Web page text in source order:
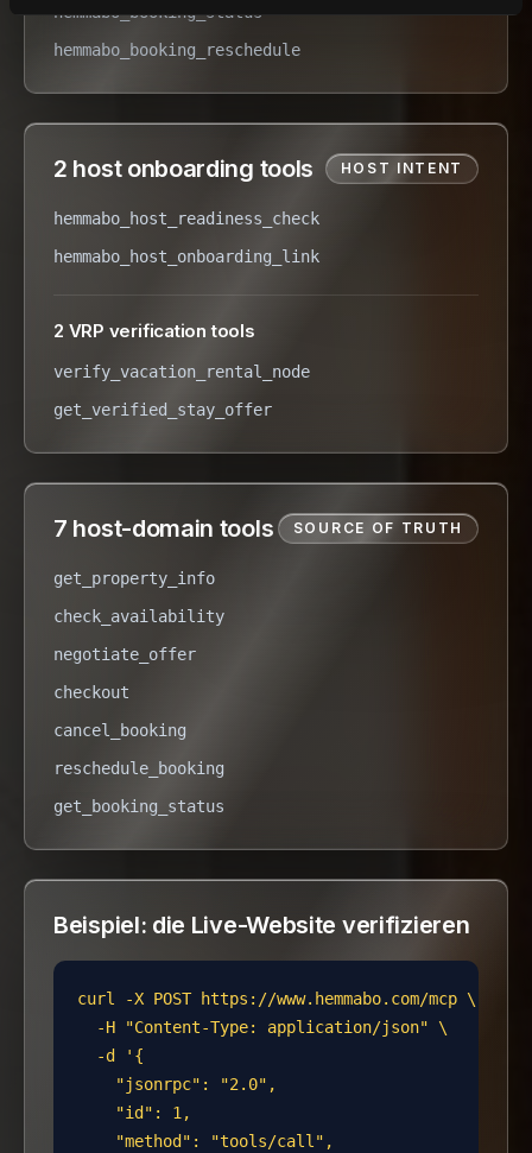
hemmabo_booking_status
hemmabo_booking_reschedule
2 host onboarding tools HOST INTENT
hemmabo_host_readiness_check
hemmabo_host_onboarding_link
2 VRP verification tools
verify_vacation_rental_node
get_verified_stay_offer
7 host-domain tools SOURCE OF TRUTH
get_property_info
check_availability
negotiate_offer
checkout
cancel_booking
reschedule_booking
get_booking_status
Beispiel: die Live-Website verifizieren
curl -X POST https://www.hemmabo.com/mcp \
  -H "Content-Type: application/json" \
  -d '{
    "jsonrpc": "2.0",
    "id": 1,
    "method": "tools/call",